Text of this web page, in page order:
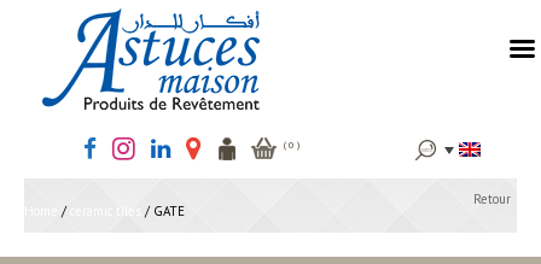
( 0 )
Search
for:
/ / GATE
Retour